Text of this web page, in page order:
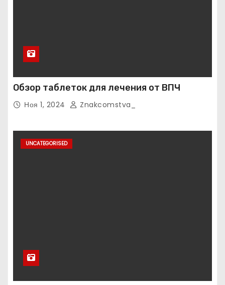
Обзор таблеток для лечения от ВПЧ
Ноя 1, 2024 Znakcomstva_
UNCATEGORISED